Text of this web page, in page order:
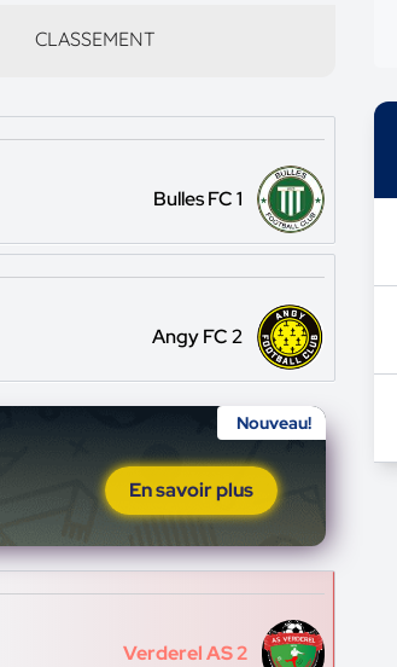
CLASSEMENT
Bulles FC 1
Angy FC 2
Nouveau!
En savoir plus
Verderel AS 2